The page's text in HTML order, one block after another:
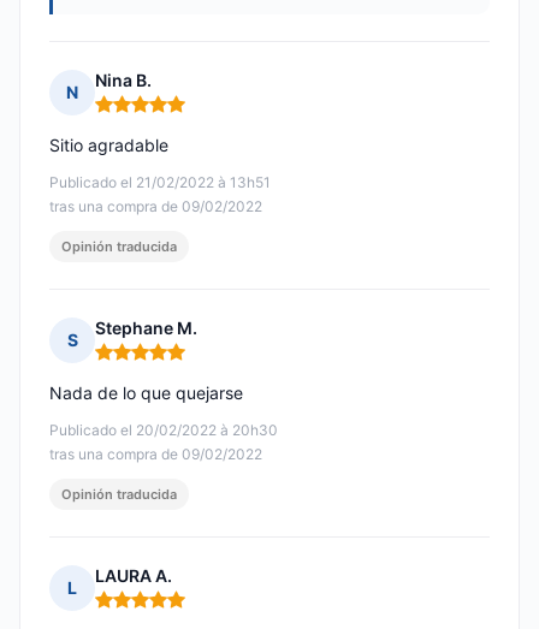
N
Nina B.
Nota: 5 de 5
Publicado el 21/02/2022 à 13h51
tras una compra de 09/02/2022
Sitio agradable
Opinión traducida
S
Stephane M.
Nota: 5 de 5
Publicado el 20/02/2022 à 20h30
tras una compra de 09/02/2022
Nada de lo que quejarse
Opinión traducida
L
LAURA A.
Nota: 5 de 5